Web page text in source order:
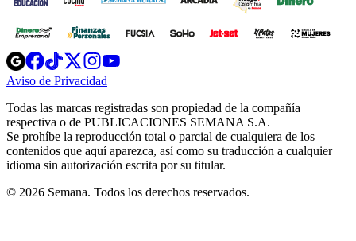
Opens
in
new
Opens
in
new
Opens
in
new
window
Opens
new
windowwindow
Aviso de Privacidad
new
window
Todas las marcas registradas son propiedad de la compañía
respectiva o de PUBLICACIONES SEMANA S.A.
Se prohíbe la reproducción total o parcial de cualquiera de los
contenidos que aquí aparezca, así como su traducción a cualquier
idioma sin autorización escrita por su titular.
© 2026 Semana. Todos los derechos reservados.